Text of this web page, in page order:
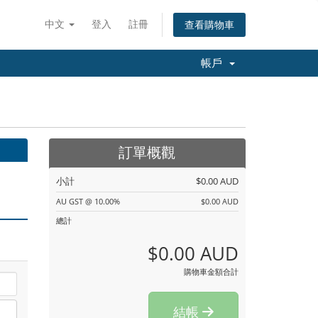
中文 登入 註冊 查看購物車
帳戶
訂單概觀
小計 $0.00 AUD
AU GST @ 10.00%
$0.00 AUD
總計
$0.00 AUD
購物車金額合計
結帳